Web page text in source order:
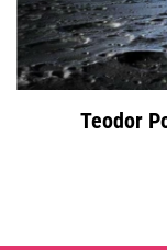
Teodor